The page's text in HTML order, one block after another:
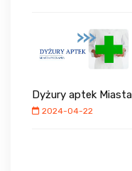
Dyżury aptek
2024-04-22